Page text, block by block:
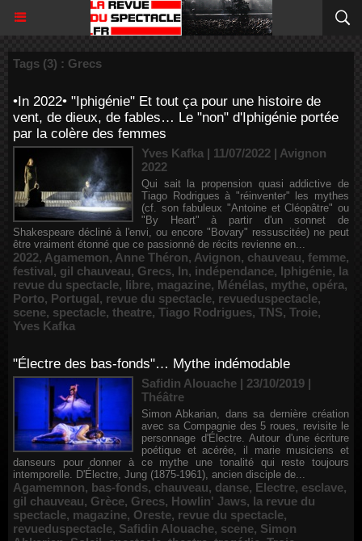
Tags (3) : Grecs
•In 2022• "Iphigénie" Et tout ça pour une histoire de
vent, de dieux, de fables… Le "non" d'Iphigénie portée
par la colère des femmes
Yves Kafka | 11/07/2022 | Avignon
2022
Qui sait la propension quasi addictive de
Tiago Rodrigues à "réinventer" les mythes
(cf. son fabuleux "Antoine et Cléopâtre" ou
"By Heart" à partir d'un sonnet de
Shakespeare décliné à l'envi, ou encore "Bovary" ressuscitée) ne peut
être vraiment étonné que ce passionné de récits revienne en...
2022, Agamemon, Anne Théron, Avignon, chauveau, femme,
festival, gil chauveau, Grecs, In, indépendance, Iphigénie, la
revue du spectacle, libre, magazine, Ménélas, mythe, opéra,
Porto, Portugal, revue du spectacle, revueduspectacle,
scene, spectacle, theatre, Tiago Rodrigues, TNS, Troie,
Yves Kafka
"Électre des bas-fonds"… Mythe indémodable
Safidin Alouache | 23/10/2019 |
Théâtre
Simon Abkarian, dans sa dernière création
avec sa Compagnie des 5 roues, revisite le
personnage d'Électre. Autour d'une écriture
poétique et acérée, il marie musiciens et
danseurs pour donner à ce mythe une tonalité qui reste toujours
intemporelle. D'Électre, Jung (1875-1961), ancien disciple de...
Agamemnon, bas-fonds, chauveau, danse, Electre, esclave,
gil chauveau, Grèce, Grecs, Howlin' Jaws, la revue du
spectacle, magazine, Oreste, revue du spectacle,
revueduspectacle, Safidin Alouache, scene, Simon